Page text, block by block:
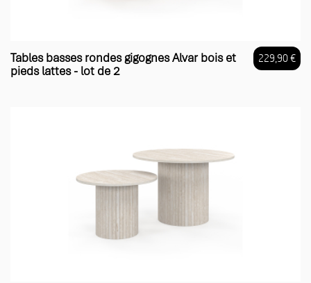
Tables basses rondes gigognes Alvar bois et
pieds lattes - lot de 2
229,90 €